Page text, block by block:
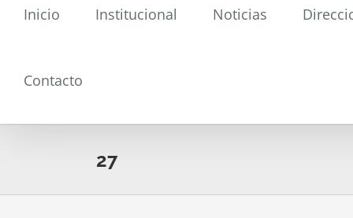
Inicio Institucional Noticias
Contacto
27